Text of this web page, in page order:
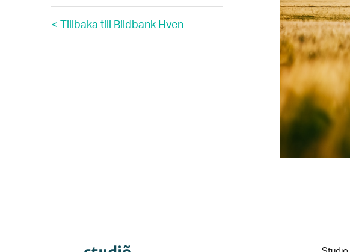
< Tillbaka till Bildbank Hven